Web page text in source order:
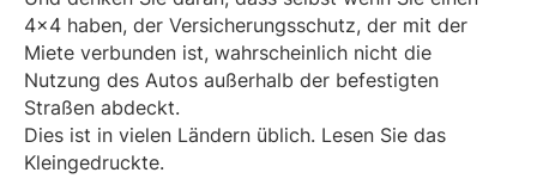
4×4 haben, der Versicherungsschutz, der mit der
Miete verbunden ist, wahrscheinlich nicht die
Nutzung des Autos außerhalb der befestigten
Straßen abdeckt.
Dies ist in vielen Ländern üblich. Lesen Sie das
Kleingedruckte.